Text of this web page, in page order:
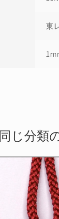
東
同じ分類